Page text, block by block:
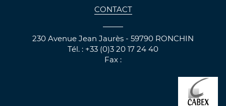
CONTACT
230 Avenue Jean Jaurès - 59790 RONCHIN
Tél. : +33 (0)3 20 17 24 40
Fax :